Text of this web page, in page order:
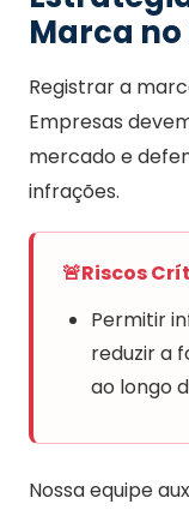
Marca no
Registrar a
Empresas
mercado e
infrações.
🚨Riscos
Permitir
reduzir a
ao longo
Nossa equipe